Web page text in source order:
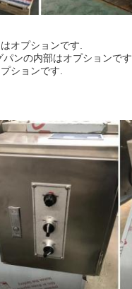
オプションです.
ンの内部はオプションです.
ションです.